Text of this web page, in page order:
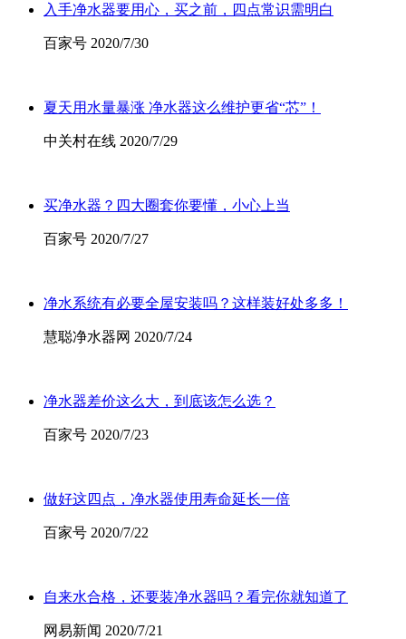
入手净水器要用心，买之前，四点常识需明白
百家号 2020/7/30
夏天用水量暴涨 净水器这么维护更省“芯”！
中关村在线 2020/7/29
买净水器？四大圈套你要懂，小心上当
百家号 2020/7/27
净水系统有必要全屋安装吗？这样装好处多多！
慧聪净水器网 2020/7/24
净水器差价这么大，到底该怎么选？
百家号 2020/7/23
做好这四点，净水器使用寿命延长一倍
百家号 2020/7/22
自来水合格，还要装净水器吗？看完你就知道了
网易新闻 2020/7/21